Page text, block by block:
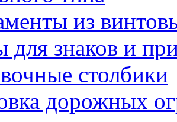
из
для знаков и
столбики
дорожных